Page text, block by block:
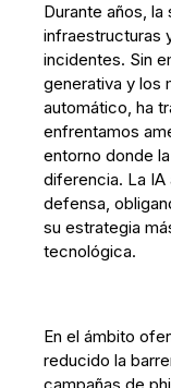
Durante años,
infraestructuras
incidentes. Sin
generativa y los
automático, ha
enfrentamos
entorno donde
diferencia. La IA
defensa,
su estrategia
tecnológica.
En el ámbito
reducido la